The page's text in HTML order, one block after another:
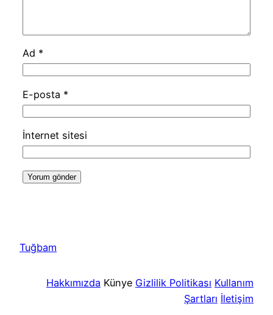
Ad *
E-posta *
İnternet sitesi
Tuğbam
Hakkımızda Künye Gizlilik Politikası Kullanım
Şartları İletişim